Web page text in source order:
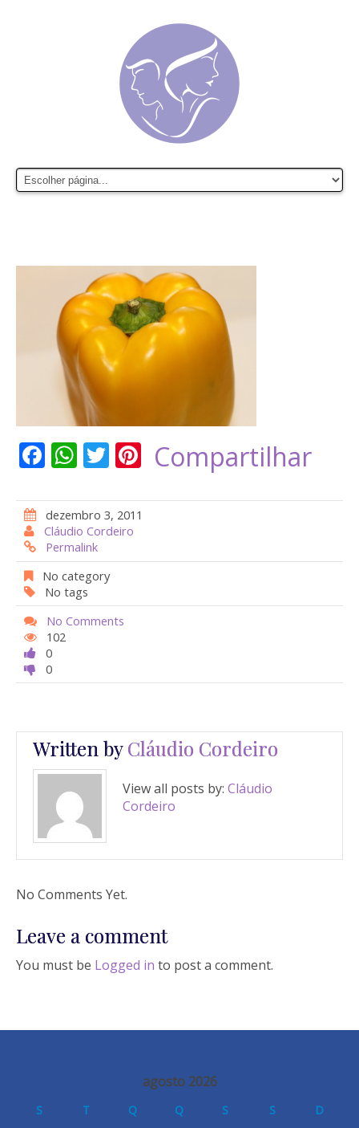
F
e
b
o
o
k
W
at
s
A
p
p
T
itt
er
Pi
er
st
Compartilhar
dezembro 3, 2011
Cláudio Cordeiro
Permalink
No category
No tags
No Comments
102
0
0
Written byCláudio Cordeiro
View all posts by: Cláudio
Cordeiro
No Comments Yet.
Leave a comment
You must be Logged in to post a comment.
agosto 2026
S T Q Q S S D